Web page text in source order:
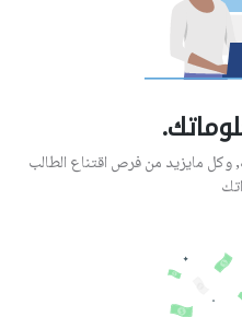
مايزيد من فرص اقتناع الطالب